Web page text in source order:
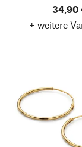
34,90
+ weitere